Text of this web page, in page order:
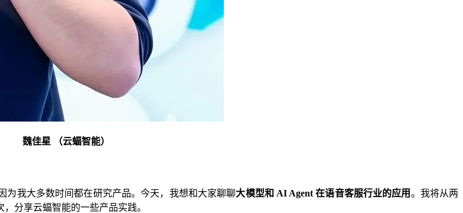
魏佳星 （云蝠智能）
我大多数时间都在研究产品。今天，我想和大家聊聊大模型和 AI Agent 在语音客服行业的应用 。我将从两
分享云蝠智能的一些产品实践。